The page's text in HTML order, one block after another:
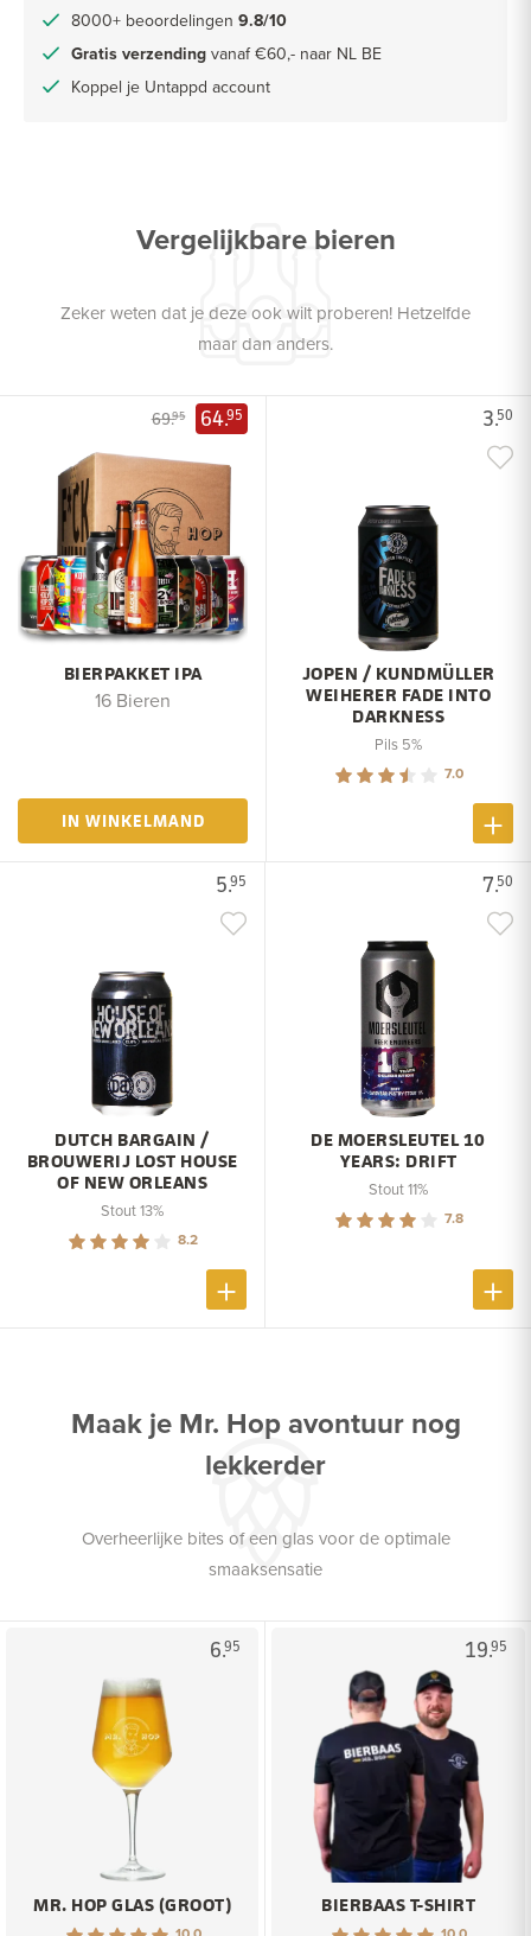
8000+ beoordelingen 9.8/10
Gratis verzending vanaf €60,- naar NL BE
Koppel je Untappd account
Vergelijkbare bieren
Zeker weten dat je deze ook wilt proberen! Hetzelfde
maar dan anders.
69.95 64.95
BIERPAKKET IPA
16 Bieren
IN WINKELMAND
3.50
JOPEN / KUNDMÜLLER
WEIHERER FADE INTO
DARKNESS
Pils 5%
7.0
5.95
DUTCH BARGAIN /
BROUWERIJ LOST HOUSE
OF NEW ORLEANS
Stout 13%
8.2
7.50
DE MOERSLEUTEL 10
YEARS: DRIFT
Stout 11%
7.8
Maak je Mr. Hop avontuur nog
lekkerder
Overheerlijke bites of een glas voor de optimale
smaaksensatie
6.95
MR. HOP GLAS (GROOT)
19.95
BIERBAAS T-SHIRT